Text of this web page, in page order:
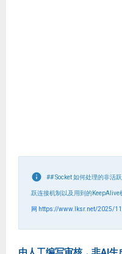
## Socket 如何处理的非活
跃连接机制以及用到的KeepAlive
网 https://www.lksr.net/2025/